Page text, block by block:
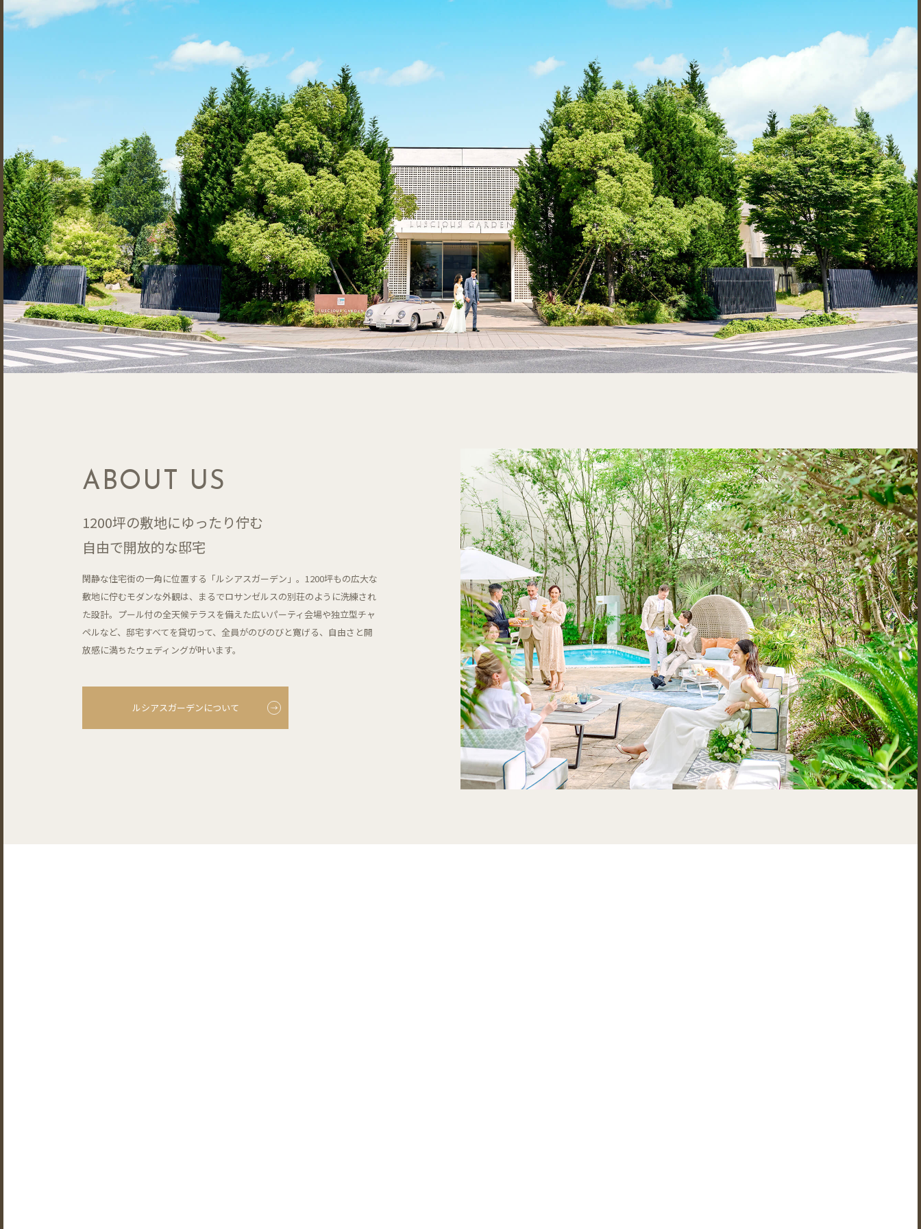
ABOUT US
1200坪の敷地にゆったり佇む
自由で開放的な邸宅
閑静な住宅街の一角に位置する「ルシアスガーデン」。1200坪もの広大な
敷地に佇むモダンな外観は、まるでロサンゼルスの別荘のように洗練され
た設計。プール付の全天候テラスを備えた広いパーティ会場や独立型チャ
ペルなど、邸宅すべてを貸切って、全員がのびのびと寛げる、自由さと開
放感に満ちたウェディングが叶います。
ルシアスガーデンについて